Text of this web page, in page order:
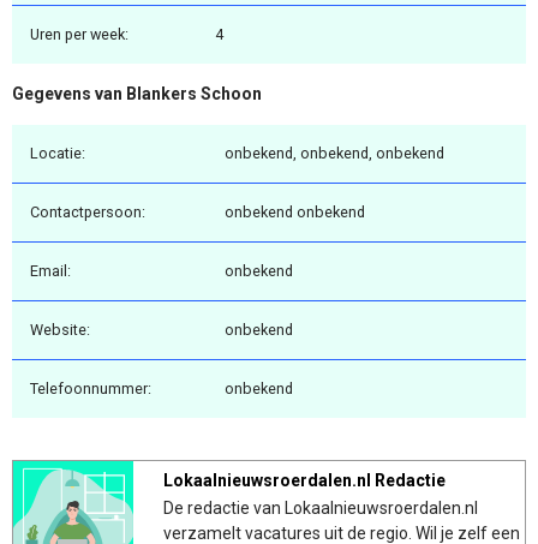
Uren per week: 4
Gegevens van Blankers Schoon
Locatie: onbekend, onbekend, onbekend
Contactpersoon: onbekend onbekend
Email: onbekend
Website: onbekend
Telefoonnummer: onbekend
Lokaalnieuwsroerdalen.nl Redactie
De redactie van Lokaalnieuwsroerdalen.nl
verzamelt vacatures uit de regio. Wil je zelf een